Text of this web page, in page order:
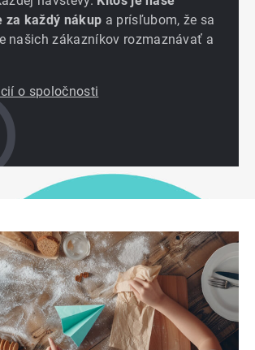
za každý nákup a prísľubom, že sa
našich zákazníkov rozmaznávať a
o spoločnosti